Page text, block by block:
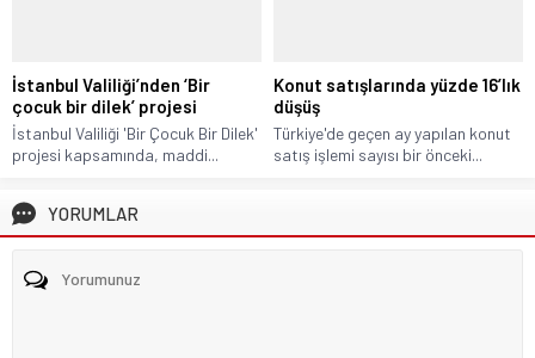
İstanbul Valiliği’nden ‘Bir
çocuk bir dilek’ projesi
İstanbul Valiliği 'Bir Çocuk Bir Dilek'
projesi kapsamında, maddi...
Konut satışlarında yüzde 16’lık
düşüş
Türkiye'de geçen ay yapılan konut
satış işlemi sayısı bir önceki...
YORUMLAR